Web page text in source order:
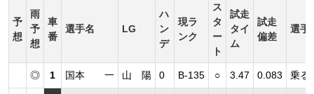
予
想
雨
予
想
車
番
選手名 LG
ハ
ン
デ
現ラ
ンク
ス
タ
ー
ト
試走
タイ
ム
試走
偏差
選手
◎ 1 国本 一 山 陽 0 B-135 ○ 3.47 0.083 乗る